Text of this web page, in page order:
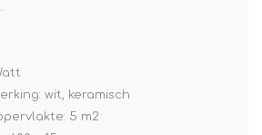
wit, keramisch
5 m2